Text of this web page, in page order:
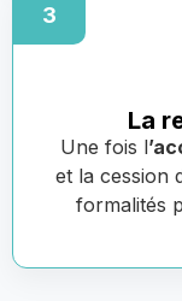
3
La
Une fois l
et la cession
formalités